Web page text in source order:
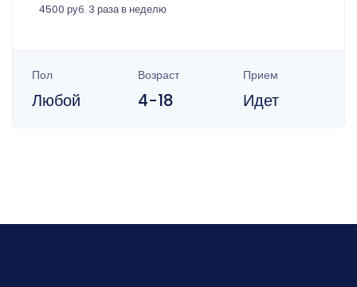
4500 руб. 3 раза в неделю
Пол
Любой
Возраст
4-18
Прием
Идет